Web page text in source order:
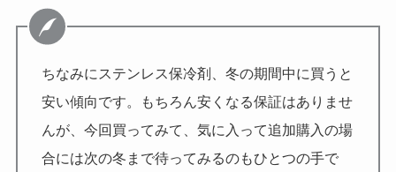
ちなみにステンレス保冷剤、冬の期間中に買うと
安い傾向です。もちろん安くなる保証はありませ
んが、今回買ってみて、気に入って追加購入の場
合には次の冬まで待ってみるのもひとつの手で